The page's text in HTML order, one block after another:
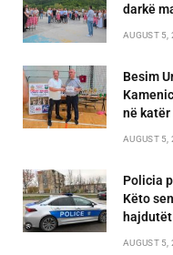
darkë
AUGUST 5,
Besim
në katër
AUGUST 5,
Policia
Këto
hajdutët
AUGUST 5,